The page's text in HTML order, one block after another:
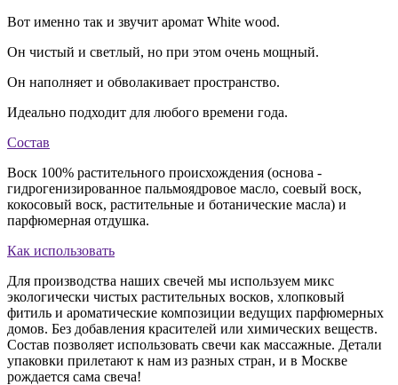
Вот именно так и звучит аромат White wood.
Он чистый и светлый, но при этом очень мощный.
Он наполняет и обволакивает пространство.
Идеально подходит для любого времени года.
Состав
Воск 100% растительного происхождения (основа -
гидрогенизированное пальмоядровое масло, соевый воск,
кокосовый воск, растительные и ботанические масла) и
парфюмерная отдушка.
Как использовать
Для производства наших свечей мы используем микс
экологически чистых растительных восков, хлопковый
фитиль и ароматические композиции ведущих парфюмерных
домов. Без добавления красителей или химических веществ.
Состав позволяет использовать свечи как массажные. Детали
упаковки прилетают к нам из разных стран, и в Москве
рождается сама свеча!